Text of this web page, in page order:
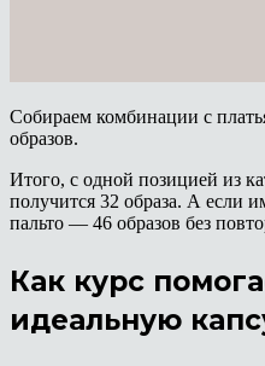
Собираем комбинации с
образов.
Итого, с одной позицией из
получится 32 образа. А если
пальто — 46 образов без
Как курс
идеальную